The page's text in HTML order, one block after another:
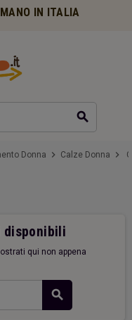
IN ITALIA
search
Donna chevron_right Calze Donna chevron_right
disponibili
qui non appena
search